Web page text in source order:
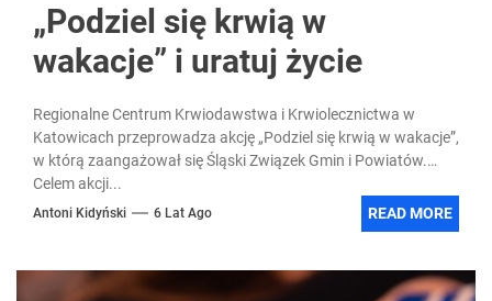
„Podziel się krwią w
wakacje” i uratuj życie
Regionalne Centrum Krwiodawstwa i Krwiolecznictwa w
Katowicach przeprowadza akcję „Podziel się krwią w wakacje”,
w którą zaangażował się Śląski Związek Gmin i Powiatów.
Celem akcji...
Antoni Kidyński 6 Lat Ago READ MORE